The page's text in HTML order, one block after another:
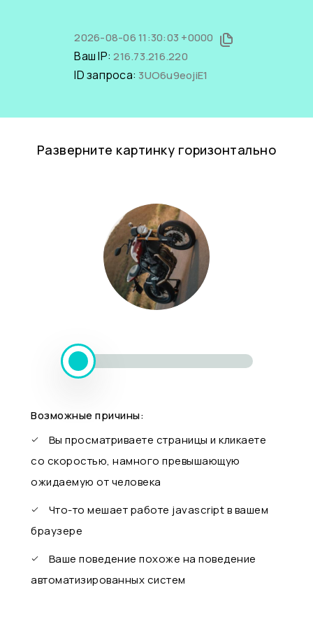
2026-08-06 11:30:03 +0000
Ваш IP:216.73.216.220
ID запроса: 3UO6u9eojiE1
Разверните картинку горизонтально
Возможные причины:
Вы просматриваете страницы и кликаете
со скоростью, намного превышающую
ожидаемую от человека
Что-то мешает работе javascript в вашем
браузере
Ваше поведение похоже на поведение
автоматизированных систем